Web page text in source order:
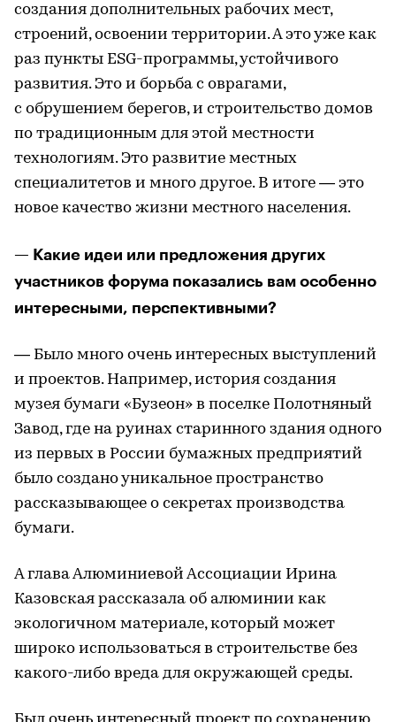
создания дополнительных рабочих мест,
строений, освоении территории. А это уже как
раз пункты ESG-программы, устойчивого
развития. Это и борьба с оврагами,
с обрушением берегов, и строительство домов
по традиционным для этой местности
технологиям. Это развитие местных
специалитетов и много другое. В итоге — это
новое качество жизни местного населения.
— Какие идеи или предложения других
участников форума показались вам особенно
интересными, перспективными?
— Было много очень интересных выступлений
и проектов. Например, история создания
музея бумаги «Бузеон» в поселке Полотняный
Завод, где на руинах старинного здания одного
из первых в России бумажных предприятий
было создано уникальное пространство
рассказывающее о секретах производства
бумаги.
А глава Алюминиевой Ассоциации Ирина
Казовская рассказала об алюминии как
экологичном материале, который может
широко использоваться в строительстве без
какого-либо вреда для окружающей среды.